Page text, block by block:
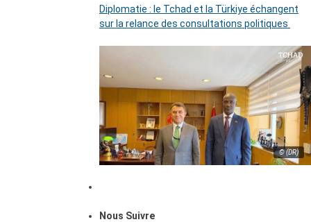
Diplomatie : le Tchad et la Türkiye échangent
sur la relance des consultations politiques
© (DR)
Nous Suivre